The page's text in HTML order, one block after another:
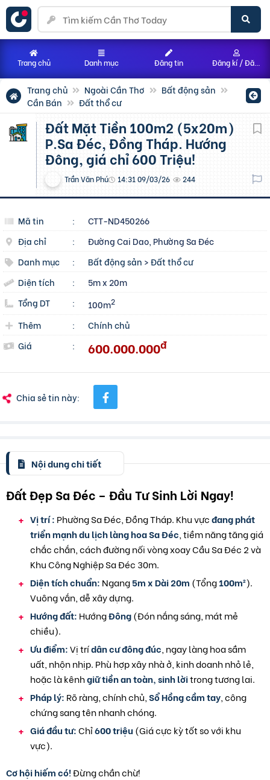
Trang chủ Ngoài Cần Thơ
Bất động sản
Cần Bán
Đất thổ cư
Đất Mặt Tiền 100m2 (5x20m)
P.Sa Đéc, Đồng Tháp. Hướng
Đông, giá chỉ 600 Triệu!
Trần Văn Phú 14:31 09/03/26 244
Mã tin :
CTT-ND450266
Địa chỉ
:
Đường Cai Dao, Phường Sa Đéc
Danh mục
: Bất động sản >Đất thổ cư
Diện tích
:
5m x 20m
Tổng DT
: 100m2
Thêm :
Chính chủ
Giá
: 600.000.000đ
Chia sẻ tin này:
Nội dung chi tiết
Đất Đẹp Sa Đéc – Đầu Tư Sinh Lời Ngay!
Vị trí : Phường Sa Đéc, Đồng Tháp. Khu vựcđang phát
triển mạnh du lịch làng hoa Sa Đéc , tiềm năng tăng giá
chắc chắn, cách đường nối vòng xoay Cầu Sa Đéc 2 và
Khu Công Nghiệp Sa Đéc 30m.
Diện tích chuẩn: Ngang5m x Dài 20m (Tổng100m²).
Vuông vắn, dễ xây dựng.
Hướng đất: HướngĐông(Đón nắng sáng, mát mẻ
chiều).
Ưu điểm:Vị trídân cư đông đúc , ngay làng hoa sầm
uất, nhộn nhịp. Phù hợp xây nhà ở, kinh doanh nhỏ lẻ,
hoặc là kênhgiữ tiền an toàn, sinh lờitrong tương lai.
Pháp lý: Rõ ràng, chính chủ, Sổ Hồng cầm tay , công
chứng sang tên nhanh chóng.
Giá đầu tư:Chỉ600 triệu (Giá cực kỳ tốt so với khu
vực).
Cơ hội hiếm có!Đừng chần chừ!
Trang chủ Danh mục Đăng tin